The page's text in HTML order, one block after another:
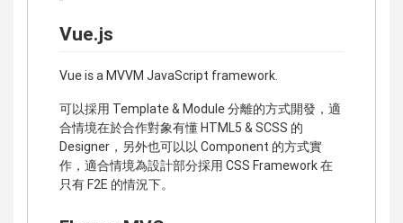
Vue.js
Vue is a MVVM JavaScript framework.
可以採用 Template & Module 分離的方式開發，適
合情境在於合作對象有懂 HTML5 & SCSS 的
Designer，另外也可以以 Component 的方式實
作，適合情境為設計部分採用 CSS Framework 在
只有 F2E 的情況下。